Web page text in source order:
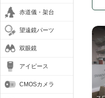
赤道儀・架台
望遠鏡パーツ
双眼鏡
アイピース
CMOSカメラ